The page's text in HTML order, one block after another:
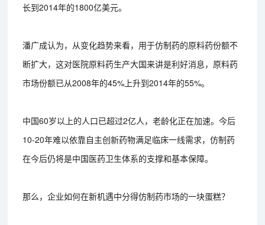
长到2014年的1800亿美元。
潘广成认为，从变化趋势来看，用于仿制药的原料药份额不
断扩大，这对医院原料药生产大国来讲是利好消息，原料药
市场份额已从2008年的45%上升到2014年的55%。
中国60岁以上的人口已超过2亿人，老龄化正在加速。今后
10-20年难以依靠自主创新药物满足临床一线需求，仿制药
在今后仍将是中国医药卫生体系的支撑和基本保障。
那么，企业如何在新机遇中分得仿制药市场的一块蛋糕？